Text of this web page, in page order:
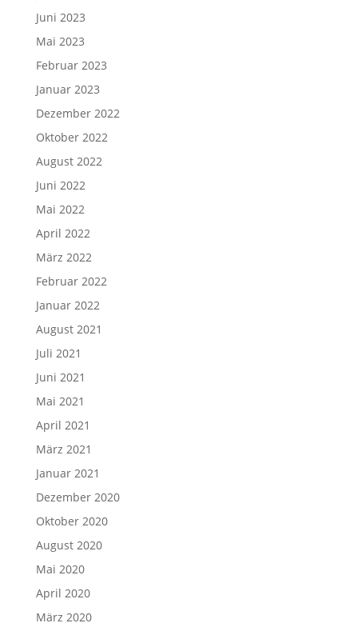
Juni 2023
Mai 2023
Februar 2023
Januar 2023
Dezember 2022
Oktober 2022
August 2022
Juni 2022
Mai 2022
April 2022
März 2022
Februar 2022
Januar 2022
August 2021
Juli 2021
Juni 2021
Mai 2021
April 2021
März 2021
Januar 2021
Dezember 2020
Oktober 2020
August 2020
Mai 2020
April 2020
März 2020